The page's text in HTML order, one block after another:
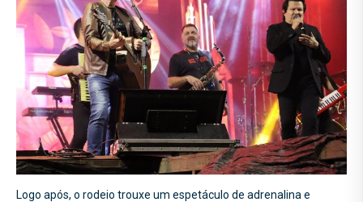
Logo após, o rodeio trouxe um espetáculo de adrenalina e